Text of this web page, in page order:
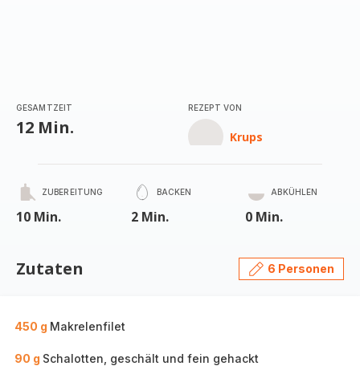
GESAMTZEIT
12 Min.
REZEPT VON
Krups
ZUBEREITUNG
10 Min.
BACKEN
2 Min.
ABKÜHLEN
0 Min.
Zutaten 6 Personen
450 g Makrelenfilet
90 g Schalotten, geschält und fein gehackt